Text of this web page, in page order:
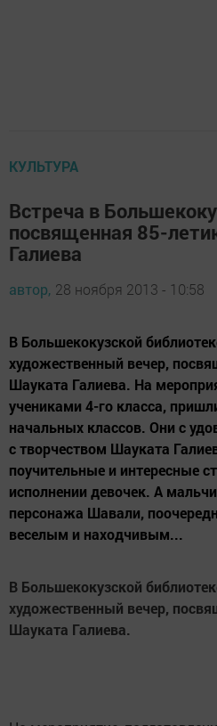
КУЛЬТУРА
Встреча в
посвященная 85-
Галиева
автор, 28 ноября 2013 - 10:58
В Большекокузской
художественный вечер,
Шауката Галиева. На
учениками 4-го класса,
начальных классов. Они с
с творчеством Шауката
поучительные и интересные
исполнении девочек. А
персонажа Шавали,
веселым и находчивым...
В Большекокузской
художественный вечер,
Шауката Галиева.